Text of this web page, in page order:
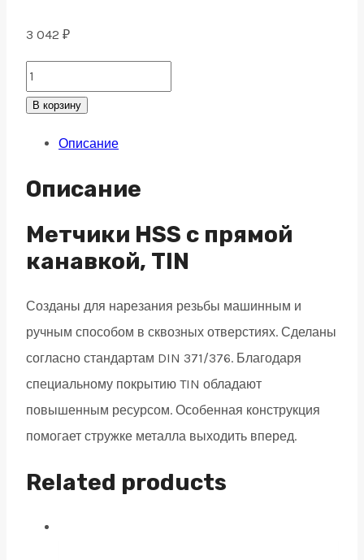
3 042 ₽
Метчик
маш/
спиральный
HSS
Co
В корзину
Описание
Описание
Метчики HSS с прямой
канавкой, TIN
Созданы для нарезания резьбы машинным и
ручным способом в сквозных отверстиях. Сделаны
согласно стандартам DIN 371/376. Благодаря
специальному покрытию TIN обладают
повышенным ресурсом. Особенная конструкция
помогает стружке металла выходить вперед.
Related products